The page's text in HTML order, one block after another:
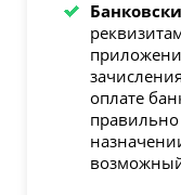
оплате
правильно
возможный